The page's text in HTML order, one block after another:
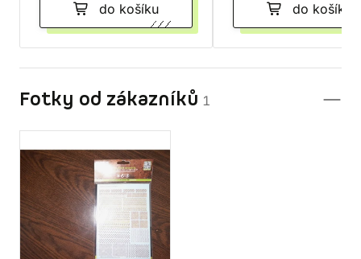
do košíku do košíku
Fotky od zákazníků 1